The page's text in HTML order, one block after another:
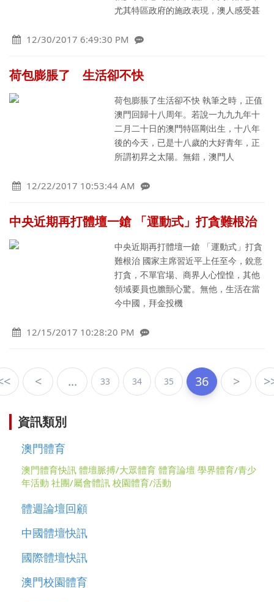
尤其特區政府的施政表現，澳人感受甚
12/30/2017 6:49:30 PM
荷包膨脹了 生活卻不快
荷包膨脹了生活卻不快 執筆之時，正值
澳門回歸十八周年。若說一九九九年十
二月二十日的澳門特區剛出生，十八年
後的今天，已是十八歲的大好青年，正
所謂初昇之太陽。無錯，澳門人
12/22/2017 10:53:44 AM
中央近期再打體壇一鎗 「運動式」打貪難根治
中央近期再打體壇一鎗 「運動式」打貪
難根治 國家主席習近平上任至今，銳意
打貪，不單官場、商界人心惶惶，其他
領域要員也膽顫心驚。無他，生活在當
今中國，拜金投機
12/15/2017 10:28:20 PM
< ... 33 34 35 36 >
資訊類別
澳門體育
澳門體育快訊 體壇脈搏/大眾體育 體育論壇 學界體育/青少
年活動 社團/屬會體訊 校園體育/活動
體週論壇回顧
中國體壇快訊
國際體壇快訊
澳門校園體育